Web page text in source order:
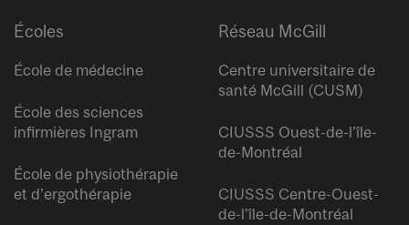
Écoles
École de médecine
École des sciences
infirmières Ingram
École de physiothérapie
et d’ergothérapie
Réseau McGill
Centre universitaire de
santé McGill (CUSM)
CIUSSS Ouest-de-l’île-
de-Montréal
CIUSSS Centre-Ouest-
de-l’île-de-Montréal